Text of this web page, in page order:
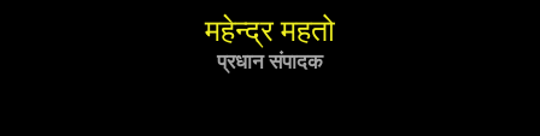
महेन्द्र महतो
प्रधान संपादक